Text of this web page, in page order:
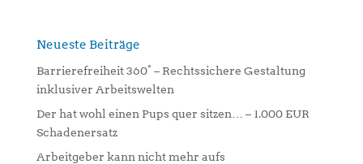
Neueste Beiträge
Barrierefreiheit 360° – Rechtssichere Gestaltung
inklusiver Arbeitswelten
Der hat wohl einen Pups quer sitzen… – 1.000 EUR
Schadenersatz
Arbeitgeber kann nicht mehr aufs